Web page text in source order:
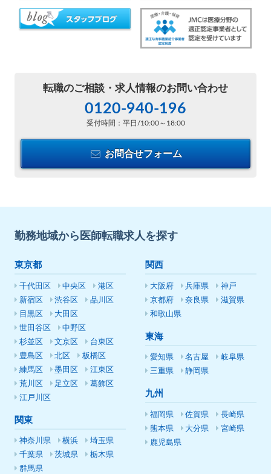
転職のご相談・ 求人情報のお問い合わせ
0120-940-196
受付時間：平日/10:00～18:00
お問合せフォーム
勤務地域から医師転職求人を探す
東京都
千代田区 中央区
港区
新宿区
渋谷区
品川区
目黒区
大田区
世田谷区
中野区
杉並区
文京区
台東区
豊島区
北区
板橋区
練馬区
墨田区
江東区
荒川区
足立区
葛飾区
江戸川区
関東
神奈川県 横浜
埼玉県
千葉県
茨城県
栃木県
群馬県
関西
大阪府 兵庫県
神戸
京都府
奈良県
滋賀県
和歌山県
東海
愛知県 名古屋
岐阜県
三重県
静岡県
九州
福岡県 佐賀県
長崎県
熊本県
大分県
宮崎県
鹿児島県